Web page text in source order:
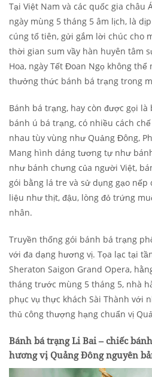
Tại Việt Nam và các quốc gia châu
ngày mùng 5 tháng 5 âm lịch, là
cúng tổ tiên, gửi gắm lời chúc cho
thời gian sum vầy hàn huyên tâm
Hoa, ngày Tết Đoan Ngọ không
thưởng thức bánh bá trạng trong
Bánh bá trạng, hay còn được gọi
bánh ú bá trạng, có nhiều cách
nhau tùy vùng như Quảng Đông,
Mang hình dáng tương tự như
như bánh chưng của người Việt,
gói bằng lá tre và sử dụng gạo nếp
liệu như thịt, đậu, lòng đỏ trứng
nhân.
Truyền thống gói bánh bá trạng
với đa dạng hương vị. Tọa lạc tại
Sheraton Saigon Grand Opera,
tháng trước mùng 5 tháng 5, nhà
phục vụ thực khách Sài Thành với
thủ công thượng hạng chuẩn vị
Bánh bá trạng Li Bai – chiếc
hương vị Quảng Đông nguyên